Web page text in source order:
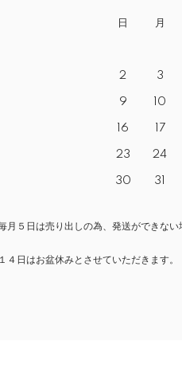
日 月
2 3
9 10
16 17
23 24
30 31
月５日は売り出しの為、発送ができない
４日はお盆休みとさせていただきます。